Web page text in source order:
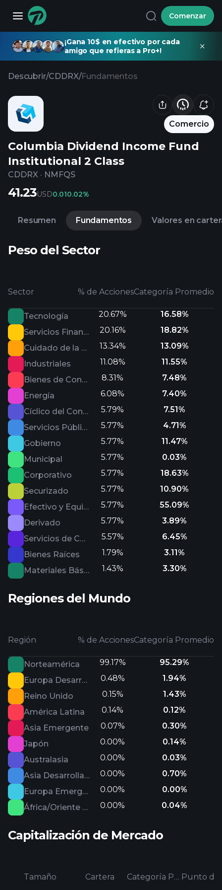
Comenzar
¡Gana 10$ en efectivo por cada
amigo que refieras a Pro+!
Descubrir/CDDRX/Fundamentos
Comercio
Columbia Dividend Income Fund
Institutional 2 Class
CDDRX · NMFQS
41.23USD0.010.02%
Resumen Fundamentos Valores en
Peso del Sector
Sector % de AccionesCategoría Promedio
Tecnología 20.67%
16.58%
Servicios Financieros
20.16%
18.82%
Cuidado de la Salud
13.34%
13.09%
Industriales
11.08%
11.55%
Bienes de Consumo Defensivo
8.31%
7.48%
Energía
6.08%
7.40%
Cíclico del Consumo
5.79%
7.51%
Servicios Públicos
5.77%
4.71%
Gobierno
5.77%
11.47%
Municipal
5.77%
0.03%
Corporativo
5.77%
18.63%
Securizado
5.77%
10.90%
Efectivo y Equivalentes
5.77%
55.09%
Derivado
5.77%
3.89%
Servicios de Comunicación
5.57%
6.45%
Bienes Raíces
1.79%
3.11%
Materiales Básicos
1.43% 3.30%
Regiones del Mundo
Región % de AccionesCategoría Promedio
Norteamérica 99.17%
95.29%
Europa Desarrollada
0.48%
1.94%
Reino Unido
0.15%
1.43%
América Latina
0.14%
0.12%
Asia Emergente
0.07%
0.30%
Japón
0.00%
0.14%
Australasia
0.00%
0.03%
Asia Desarrollada
0.00%
0.70%
Europa Emergente
0.00%
0.00%
África/Oriente Medio
0.00% 0.04%
Capitalización de Mercado
Tamaño Cartera Categoría Promedio